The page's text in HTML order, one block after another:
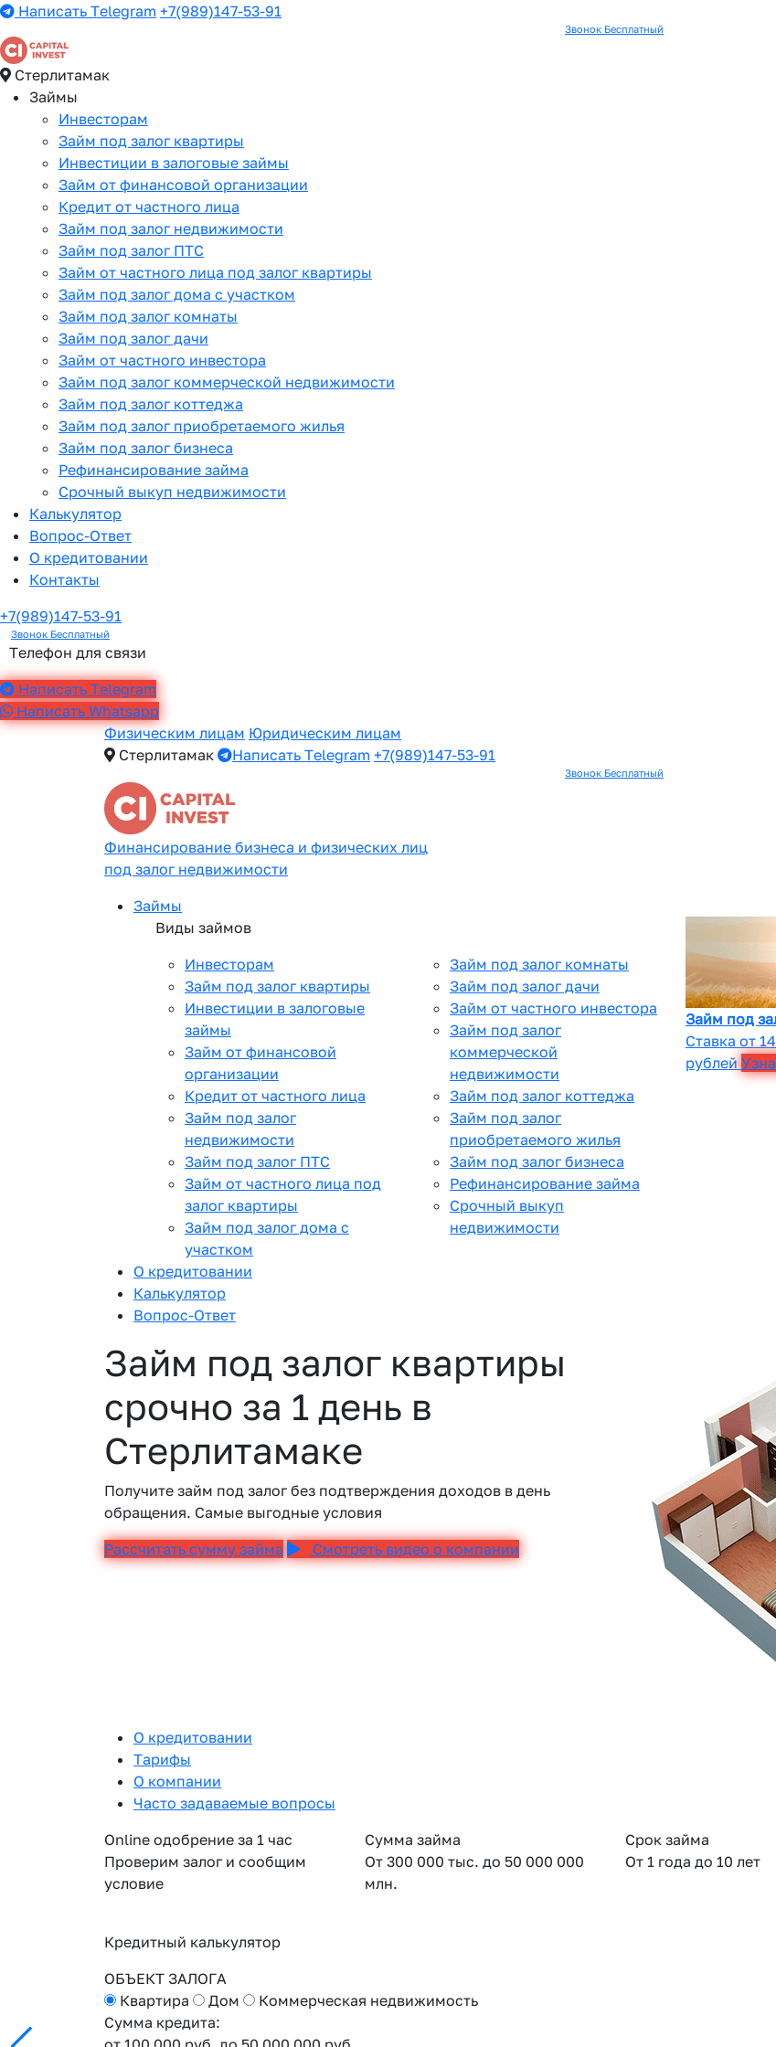
Написать Telegram +7(989)147-53-91
Звонок Бесплатный
Стерлитамак
Займы
Инвесторам
Займ под залог квартиры
Инвестиции в залоговые займы
Займ от финансовой организации
Кредит от частного лица
Займ под залог недвижимости
Займ под залог ПТС
Займ от частного лица под залог квартиры
Займ под залог дома с участком
Займ под залог комнаты
Займ под залог дачи
Займ от частного инвестора
Займ под залог коммерческой недвижимости
Займ под залог коттеджа
Займ под залог приобретаемого жилья
Займ под залог бизнеса
Рефинансирование займа
Срочный выкуп недвижимости
Калькулятор
Вопрос-Ответ
О кредитовании
Контакты
+7(989)147-53-91
Звонок Бесплатный
Телефон для связи
Написать Telegram
Написать Whatsapp
Физическим лицам Юридическим лицам
Стерлитамак
Написать Telegram +7(989)147-53-91
Звонок Бесплатный
Финансирование бизнеса и физических лиц
под залог недвижимости
Займы
Виды займов
Инвесторам
Займ под залог квартиры
Инвестиции в залоговые
займы
Займ от финансовой
организации
Кредит от частного лица
Займ под залог
недвижимости
Займ под залог ПТС
Займ от частного лица под
залог квартиры
Займ под залог дома с
участком
Займ под залог комнаты
Займ под залог дачи
Займ от частного инвестора
Займ под залог
коммерческой
недвижимости
Займ под залог коттеджа
Займ под залог
приобретаемого жилья
Займ под залог бизнеса
Рефинансирование займа
Срочный выкуп
недвижимости
Займ под
Ставка от
рублей
О кредитовании
Калькулятор
Вопрос-Ответ
Займ под залог квартиры
срочно за 1 день в
Стерлитамаке
Получите займ под залог без подтверждения доходов в день
обращения. Самые выгодные условия
Рассчитать сумму займа
Смотреть видео о компании
О кредитовании
Тарифы
О компании
Часто задаваемые вопросы
Online одобрение за 1 час
Проверим залог и сообщим
условие
Сумма займа
От 300 000 тыс. до 50 000 000
млн.
Срок займа
От 1 года до 10 лет
Кредитный калькулятор
ОБЪЕКТ ЗАЛОГА
Квартира
Дом
Коммерческая недвижимость
Сумма кредита: